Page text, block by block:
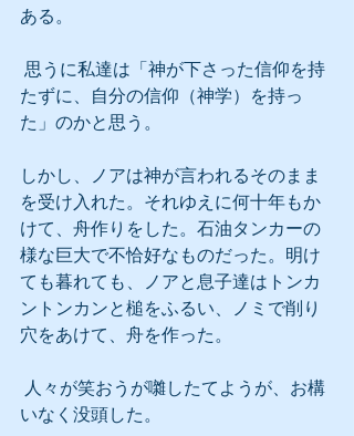
ある。
たずに、自分の信仰（神学）を持っ
た」のかと思う。
しかし、ノアは神が言われるそのまま
を受け入れた。それゆえに何十年もか
けて、舟作りをした。石油タンカーの
様な巨大で不恰好なものだった。明け
ても暮れても、ノアと息子達はトンカ
ントンカンと槌をふるい、ノミで削り
穴をあけて、舟を作った。
いなく没頭した。